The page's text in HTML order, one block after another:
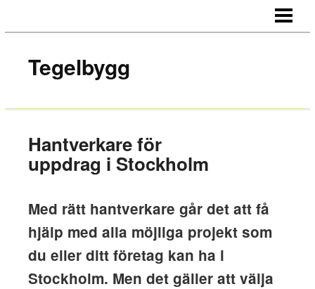
KONTAKT
Tegelbygg
Hantverkare för
uppdrag i Stockholm
Med rätt hantverkare går det att få
hjälp med alla möjliga projekt som
du eller ditt företag kan ha i
Stockholm. Men det gäller att välja